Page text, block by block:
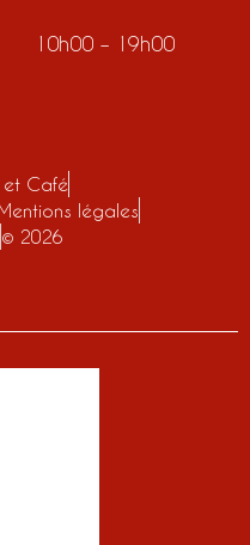
10h00 – 19h00
et Café
légales
© 2026